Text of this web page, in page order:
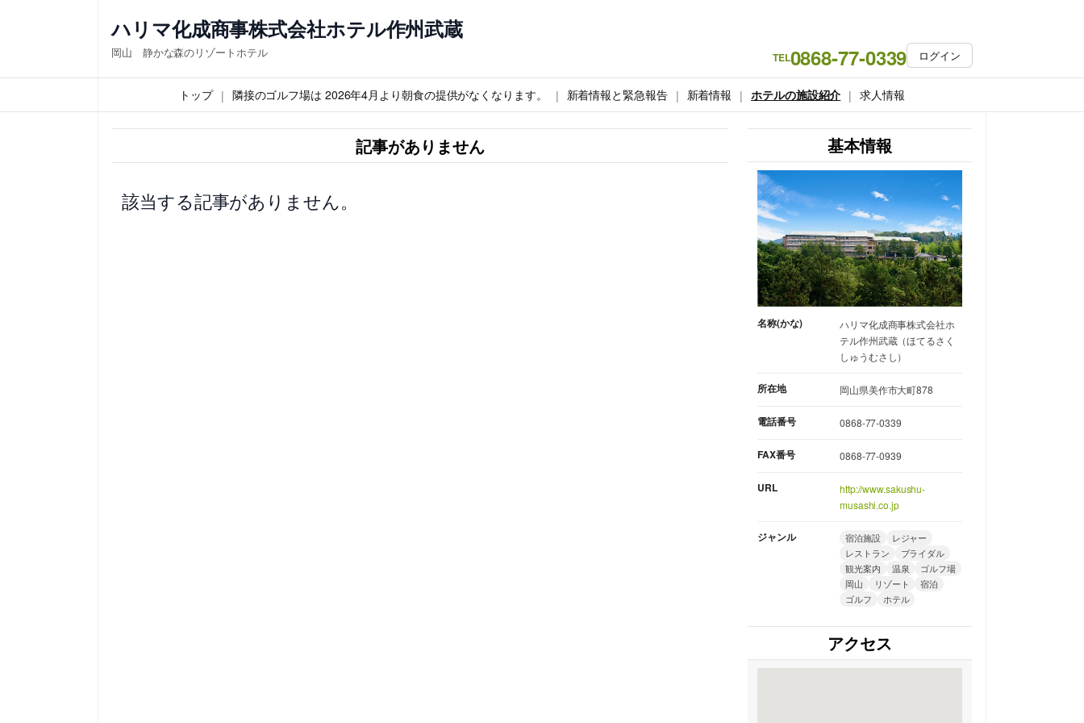
ス
キ
ハリマ化成商事株式会社ホテル作州武蔵
岡山 静かな森のリゾートホテル TEL0868-77-0339 ログイン
トップ 隣接のゴルフ場は 2026年4月より朝食の提供がなくなります。 新着情報と緊急報告 新着情報 ホテルの施設紹介 求人情報
記事がありません
該当する記事がありません。
基本情報
名称(かな)
ハリマ化成商事株式会社ホ
テル作州武蔵（ほてるさく
しゅうむさし）
所在地 岡山県美作市大町878
電話番号 0868-77-0339
FAX番号 0868-77-0939
URL
http://www.sakushu-
musashi.co.jp
ジャンル 宿泊施設
レジャー
レストラン
ブライダル
観光案内
温泉
ゴルフ場
岡山
リゾート
宿泊
ゴルフ
ホテル
アクセス